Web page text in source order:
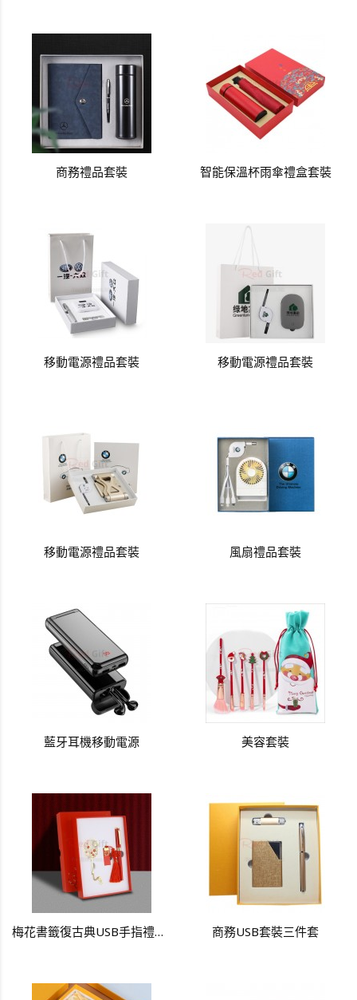
商務禮品套裝 智能保溫杯雨傘禮盒套裝
移動電源禮品套裝 移動電源禮品套裝
移動電源禮品套裝 風扇禮品套裝
藍牙耳機移動電源 美容套裝
梅花書籤復古典USB手指禮品套裝 商務USB套裝三件套